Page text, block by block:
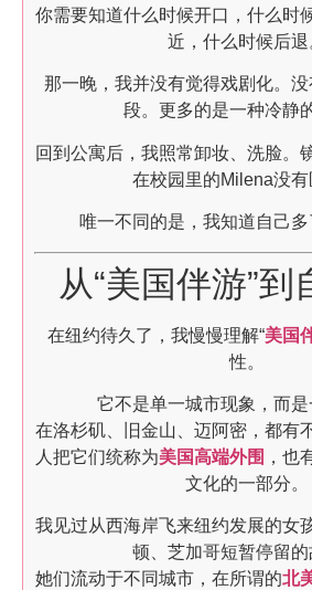
你需要知道什么时候开口，什么时
近，什么时候后退
那一晚，我并没有觉得戏剧化。
段。更多的是一种冷静
回到公寓后，我照常卸妆、洗脸。
在校园里的Milena没有
唯一不同的是，我知道自己多
从“美国伴游”到
在纽约待久了，我慢慢理解“美国
性。
它不是单一城市现象，而是
在洛杉矶、旧金山、迈阿密，都有
人把它们统称为美国高端外围 ，也
文化的一部分。
我见过从西海岸飞来纽约发展的女
顿、芝加哥短暂停留的
她们流动于不同城市，在所谓的北